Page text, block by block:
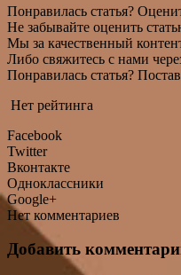
Понравилась статья?
Не забывайте оценить
Мы за качественный
Либо свяжитесь с нами
Понравилась статья?
Нет рейтинга
Facebook
Twitter
Вконтакте
Одноклассники
Google+
Нет комментариев
Добавить